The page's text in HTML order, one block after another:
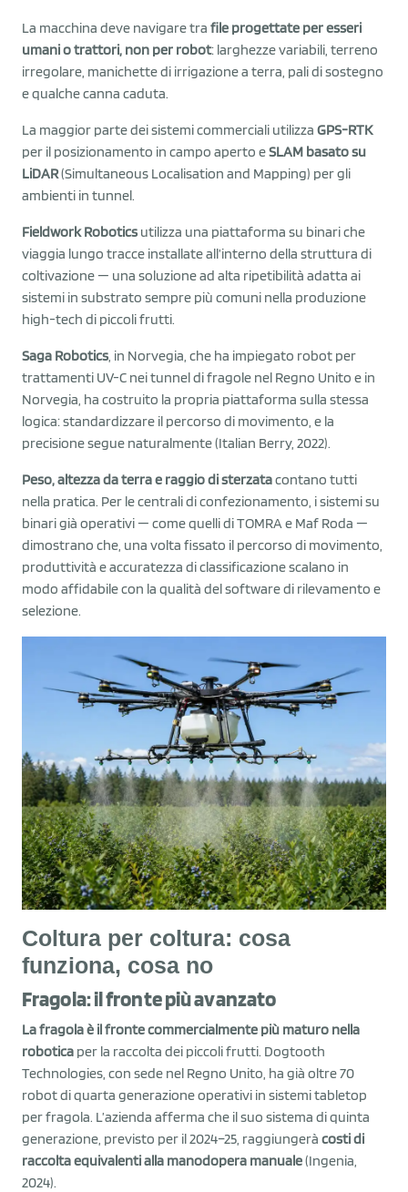
La macchina deve navigare tra file progettate per esseri
umani o trattori, non per robot: larghezze variabili, terreno
irregolare, manichette di irrigazione a terra, pali di sostegno
e qualche canna caduta.
La maggior parte dei sistemi commerciali utilizza GPS-RTK
per il posizionamento in campo aperto eSLAM basato su
LiDAR(Simultaneous Localisation and Mapping) per gli
ambienti in tunnel.
Fieldwork Robotics utilizza una piattaforma su binari che
viaggia lungo tracce installate all’interno della struttura di
coltivazione — una soluzione ad alta ripetibilità adatta ai
sistemi in substrato sempre più comuni nella produzione
high-tech di piccoli frutti.
Saga Robotics , in Norvegia, che ha impiegato robot per
trattamenti UV-C nei tunnel di fragole nel Regno Unito e in
Norvegia, ha costruito la propria piattaforma sulla stessa
logica: standardizzare il percorso di movimento, e la
precisione segue naturalmente (Italian Berry, 2022).
Peso, altezza da terra e raggio di sterzatacontano tutti
nella pratica. Per le centrali di confezionamento, i sistemi su
binari già operativi — come quelli di TOMRA e Maf Roda —
dimostrano che, una volta fissato il percorso di movimento,
produttività e accuratezza di classificazione scalano in
modo affidabile con la qualità del software di rilevamento e
selezione.
Coltura per coltura: cosa
funziona, cosa no
Fragola: il fronte più avanzato
La fragola è il fronte commercialmente più maturo nella
robotica per la raccolta dei piccoli frutti. Dogtooth
Technologies, con sede nel Regno Unito, ha già oltre 70
robot di quarta generazione operativi in sistemi tabletop
per fragola. L’azienda afferma che il suo sistema di quinta
generazione, previsto per il 2024–25, raggiungerà costi di
raccolta equivalenti alla manodopera manuale(Ingenia,
2024).